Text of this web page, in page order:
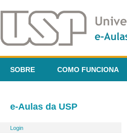
SOBRE COMO FUNCIONA
e-Aulas da USP
Login